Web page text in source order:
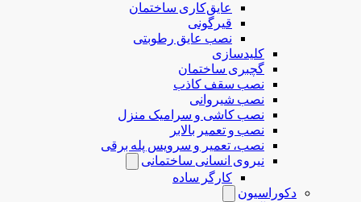
عایق‌کاری ساختمان
قیرگونی
نصب عایق رطوبتی
کلیدسازی
گچبری ساختمان
نصب سقف کاذب
نصب شیروانی
نصب کاشی و سرامیک منزل
نصب و تعمیر بالابر
نصب، تعمیر و سرویس پله برقی
نیروی انسانی ساختمانی
کارگر ساده
دکوراسیون